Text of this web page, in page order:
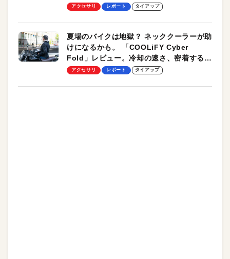
ーも
アクセサリ レポート タイアップ
夏場のバイクは地獄？ ネッククーラーが助
けになるかも。 「COOLiFY Cyber
Fold」レビュー。冷却の速さ、密着する冷
却プレート、シンプルな操作性がグッド！
アクセサリ レポート タイアップ